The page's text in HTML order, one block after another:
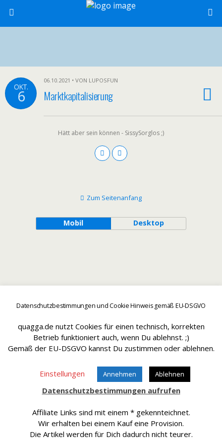
OKT.
6
06.10.2021 • VON LUPOSFUN
Marktkapitalisierung
Hätt aber sein können - SissySorglos ;)
Datenschutzbestimmungen und Cookie Hinweis gemäß EU-DSGVO
quagga.de nutzt Cookies für einen technisch, korrekten
Betrieb funktioniert auch, wenn Du ablehnst. ;)
Gemäß der EU-DSGVO kannst Du zustimmen oder ablehnen.
Einstellungen Annehmen Ablehnen
Datenschutzbestimmungen aufrufen
Affiliate Links sind mit einem * gekennteichnet.
Wir erhalten bei einem Kauf eine Provision.
Die Artikel werden für Dich dadurch nicht teurer.
Zum Seitenanfang
Mobil Desktop